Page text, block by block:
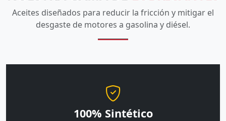
Aceites diseñados para reducir la fricción y mitigar el
desgaste de motores a gasolina y diésel.
100% Sintético